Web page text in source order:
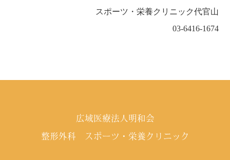
スポーツ・栄養クリニック代官山
03-6416-1674
広域医療法人明和会
整形外科 スポーツ・栄養クリニック